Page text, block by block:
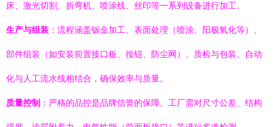
床、激光切割、折弯机、喷涂线、丝印等一系列设备进行加工。
生产与组装 ：流程涵盖钣金加工、表面处理（喷涂、阳极氧化等）、
部件组装（如安装前置接口板、按钮、防尘网）、质检与包装。自动
化与人工流水线相结合，确保效率与质量。
质量控制 ：严格的品控是品牌信誉的保障。工厂需对尺寸公差、结构